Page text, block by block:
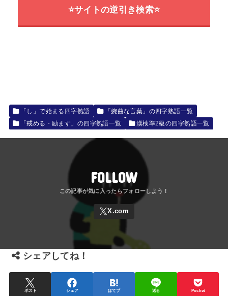
⭐サイトの逆引き検索⭐
「し」で始まる四字熟語
「婉曲な言葉」の四字熟語一覧
「戒める・励ます」の四字熟語一覧
漢検準2級の四字熟語一覧
FOLLOW
シェアしてね！
ポスト シェア はてブ 送る Pocket